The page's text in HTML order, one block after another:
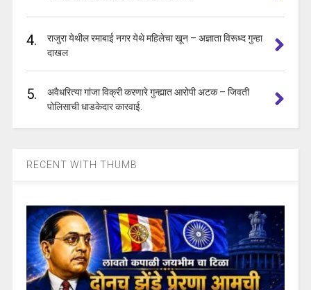
4.
राजुरा येथील रमाबाई नगर येथे महिलेचा खून – अज्ञाता विरूध्द गुन्हा
दाखल
5.
अवैधरित्या गांजा विक्री करणारे गुन्ह्यात आरोपी अटक – जिवती
पोलिसाची धाडकेदार कारवाई.
RECENT WITH THUMB